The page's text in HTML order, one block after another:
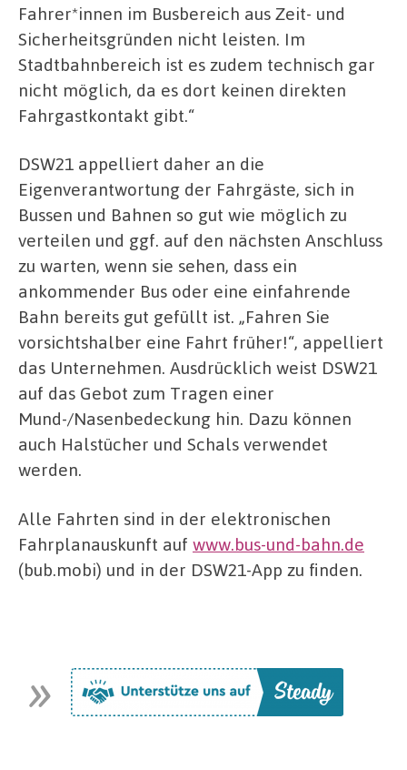
Fahrer*innen im Busbereich aus Zeit- und
Sicherheitsgründen nicht leisten. Im
Stadtbahnbereich ist es zudem technisch gar
nicht möglich, da es dort keinen direkten
Fahrgastkontakt gibt.“
DSW21 appelliert daher an die
Eigenverantwortung der Fahrgäste, sich in
Bussen und Bahnen so gut wie möglich zu
verteilen und ggf. auf den nächsten Anschluss
zu warten, wenn sie sehen, dass ein
ankommender Bus oder eine einfahrende
Bahn bereits gut gefüllt ist. „Fahren Sie
vorsichtshalber eine Fahrt früher!“, appelliert
das Unternehmen. Ausdrücklich weist DSW21
auf das Gebot zum Tragen einer
Mund-/Nasenbedeckung hin. Dazu können
auch Halstücher und Schals verwendet
werden.
Alle Fahrten sind in der elektronischen
Fahrplanauskunft auf www.bus-und-bahn.de
(bub.mobi) und in der DSW21-App zu finden.